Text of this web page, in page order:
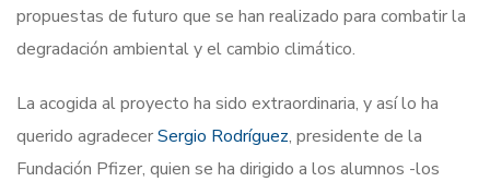
propuestas de futuro que se han realizado para combatir la
degradación ambiental y el cambio climático.
La acogida al proyecto ha sido extraordinaria, y así lo ha
querido agradecerSergio Rodríguez, presidente de la
Fundación Pfizer, quien se ha dirigido a los alumnos -los